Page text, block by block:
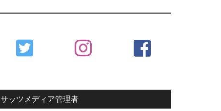
Primary
Sidebar
サッツメディア管理者